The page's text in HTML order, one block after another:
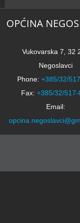
OPĆINA
Vukovarska 7, 32
Negoslavci
Phone: +385/32/
Fax: +385/32/517-
Email: